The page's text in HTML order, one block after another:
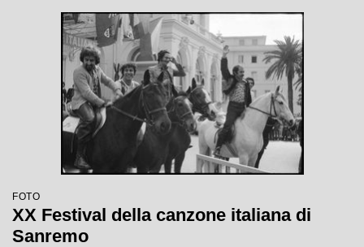
FOTO
XX Festival della canzone italiana di
Sanremo